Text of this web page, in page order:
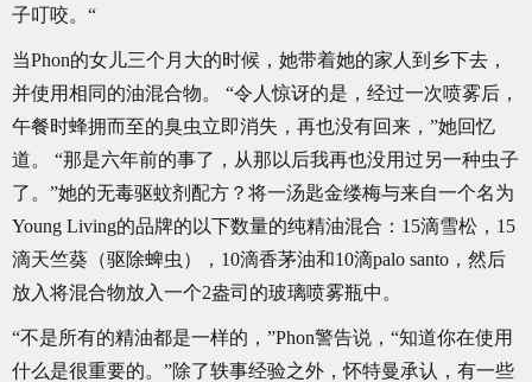
子叮咬。“
当Phon的女儿三个月大的时候，她带着她的家人到乡下去，
并使用相同的油混合物。 “令人惊讶的是，经过一次喷雾后，
午餐时蜂拥而至的臭虫立即消失，再也没有回来，”她回忆
道。 “那是六年前的事了，从那以后我再也没用过另一种虫子
了。”她的无毒驱蚊剂配方？将一汤匙金缕梅与来自一个名为
Young Living的品牌的以下数量的纯精油混合：15滴雪松，15
滴天竺葵（驱除蜱虫），10滴香茅油和10滴palo santo，然后
放入将混合物放入一个2盎司的玻璃喷雾瓶中。
“不是所有的精油都是一样的，”Phon警告说，“知道你在使用
什么是很重要的。”除了轶事经验之外，怀特曼承认，有一些